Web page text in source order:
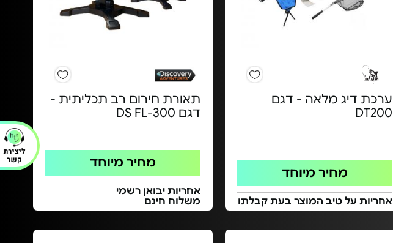
ערכת דיג מלאה - דגם
DT200
מחיר מיוחד
אחריות על טיב המוצר בעת קבלתו
תאורת חירום רב תכליתית -
דגם DS FL-300
מחיר מיוחד
אחריות יבואן רשמי
משלוח חינם